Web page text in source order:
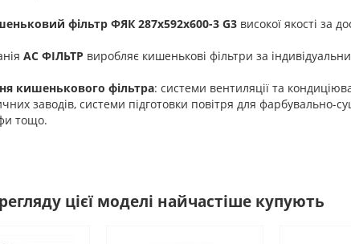
фільтр ФЯК 287х592х600-3 G3 високої якості за
АС ФІЛЬТР виробляє кишенькові фільтри за
кишенькового фільтра: системи вентиляції та
заводів, системи підготовки повітря для фарбувально-
тощо.
цієї моделі найчастіше купують